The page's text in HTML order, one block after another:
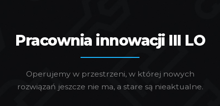
Pracownia innowacji III LO
Operujemy w przestrzeni, w której nowych
rozwiązań jeszcze nie ma, a stare są nieaktualne.